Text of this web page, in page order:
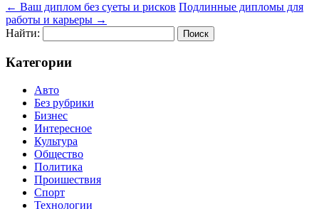
← Ваш диплом без суеты и рисков Подлинные дипломы для
работы и карьеры →
Найти:
Категории
Авто
Без рубрики
Бизнес
Интересное
Культура
Общество
Политика
Проишествия
Спорт
Технологии